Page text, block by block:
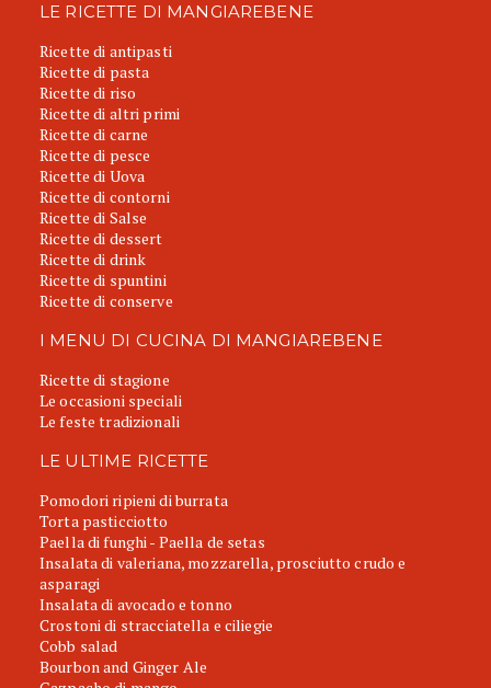
LE RICETTE DI MANGIAREBENE
Ricette di antipasti
Ricette di pasta
Ricette di riso
Ricette di altri primi
Ricette di carne
Ricette di pesce
Ricette di Uova
Ricette di contorni
Ricette di Salse
Ricette di dessert
Ricette di drink
Ricette di spuntini
Ricette di conserve
I MENU DI CUCINA DI MANGIAREBENE
Ricette di stagione
Le occasioni speciali
Le feste tradizionali
LE ULTIME RICETTE
Pomodori ripieni di burrata
Torta pasticciotto
Paella di funghi - Paella de setas
Insalata di valeriana, mozzarella, prosciutto crudo e
asparagi
Insalata di avocado e tonno
Crostoni di stracciatella e ciliegie
Cobb salad
Bourbon and Ginger Ale